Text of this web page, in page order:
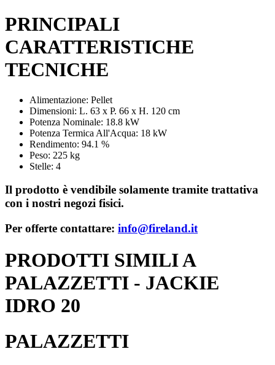
PRINCIPALI
CARATTERISTICHE
TECNICHE
Alimentazione: Pellet
Dimensioni: L. 63 x P. 66 x H. 120 cm
Potenza Nominale: 18.8 kW
Potenza Termica All'Acqua: 18 kW
Rendimento: 94.1 %
Peso: 225 kg
Stelle: 4
Il prodotto è vendibile solamente tramite trattativa
con i nostri negozi fisici.
Per offerte contattare: info@fireland.it
PRODOTTI SIMILI A
PALAZZETTI - JACKIE
IDRO 20
PALAZZETTI